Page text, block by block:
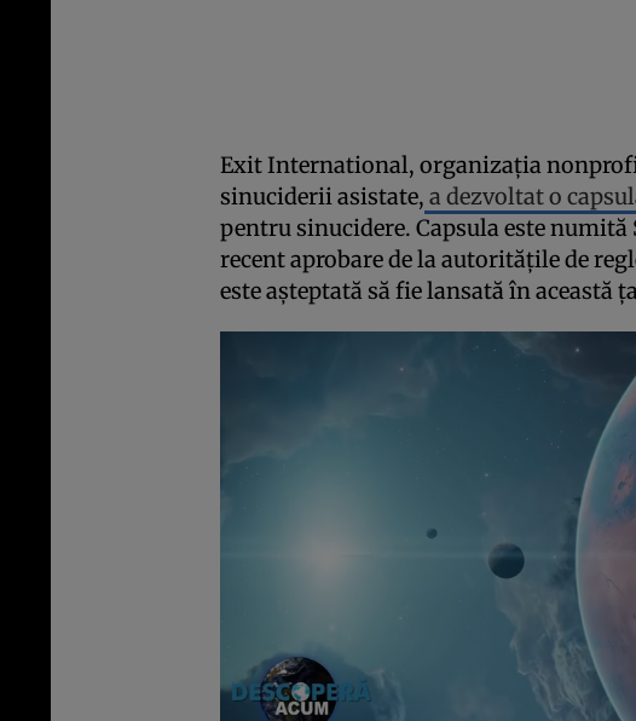
Exit International, organizația
sinuciderii asistate, a dezvoltat o
pentru sinucidere. Capsula este numită
recent aprobare de la autoritățile de
este așteptată să fie lansată în această